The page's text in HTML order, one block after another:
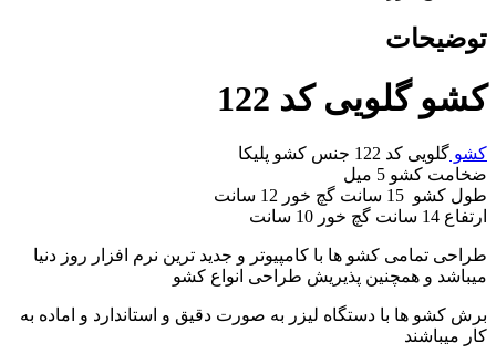
توضیحات
کشو گلویی کد 122
کشو گلویی کد 122 جنس کشو پلیکا
ضخامت کشو 5 میل
طول کشو 15 سانت گچ خور 12 سانت
ارتفاع 14 سانت گچ خور 10 سانت
طراحی تمامی کشو ها با کامپیوتر و جدید ترین نرم افزار روز دنیا
میباشد و همچنین پذیریش طراحی انواع کشو
برش کشو ها با دستگاه لیزر به صورت دقیق و استاندارد و اماده به
کار میباشند